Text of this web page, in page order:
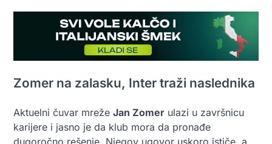
Zomer na zalasku, Inter traži naslednika
Aktuelni čuvar mreže Jan Zomer ulazi u završnicu
karijere i jasno je da klub mora da pronađe
dugoročno rešenje. Njegov ugovor uskoro ističe, a